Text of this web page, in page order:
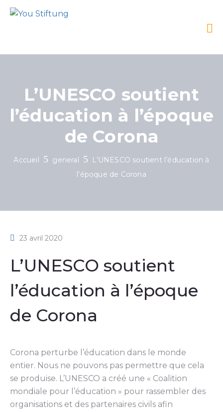
L’UNESCO soutient
l’éducation à l’époque
de Corona
Accueil general
L’UNESCO soutient l’éducation à
l’époque de Corona
23 avril 2020
L’UNESCO soutient
l’éducation à l’époque
de Corona
Corona perturbe l’éducation dans le monde
entier. Nous ne pouvons pas permettre que cela
se produise. L’UNESCO a créé une « Coalition
mondiale pour l’éducation » pour rassembler des
organisations et des partenaires civils afin